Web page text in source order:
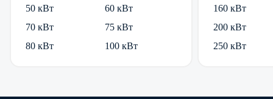
50 кВт
60 кВт
70 кВт
75 кВт
80 кВт
100 кВт
160 кВт
200 кВт
250 кВт